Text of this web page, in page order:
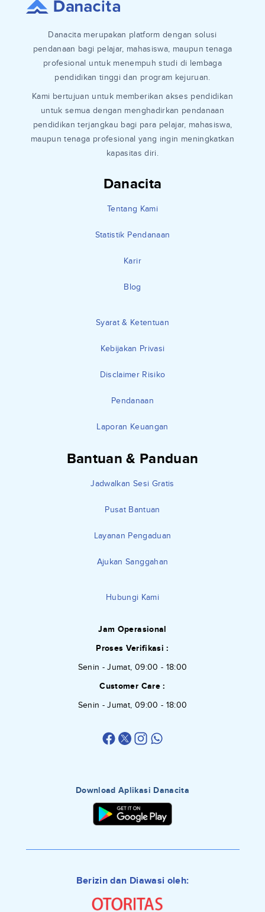
Danacita
Tentang Kami
Statistik Pendanaan
Karir
Blog
Syarat & Ketentuan
Kebijakan Privasi
Disclaimer Risiko
Pendanaan
Laporan Keuangan
Bantuan & Panduan
Jadwalkan Sesi Gratis
Pusat Bantuan
Layanan Pengaduan
Ajukan Sanggahan
Hubungi Kami
Jam Operasional
Proses Verifikasi :
Senin - Jumat, 09:00 - 18:00
Customer Care :
Senin - Jumat, 09:00 - 18:00
Danacita merupakan platform dengan solusi
pendanaan bagi pelajar, mahasiswa, maupun tenaga
profesional untuk menempuh studi di lembaga
pendidikan tinggi dan program kejuruan.
Kami bertujuan untuk memberikan akses pendidikan
untuk semua dengan menghadirkan pendanaan
pendidikan terjangkau bagi para pelajar, mahasiswa,
maupun tenaga profesional yang ingin meningkatkan
kapasitas diri.
Download Aplikasi Danacita
Berizin dan Diawasi oleh: